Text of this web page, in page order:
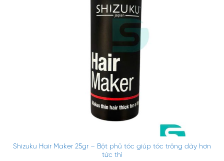
Shizuku Hair Maker 25gr – Bột phủ tóc giúp tóc trông dày hơn
tức thì